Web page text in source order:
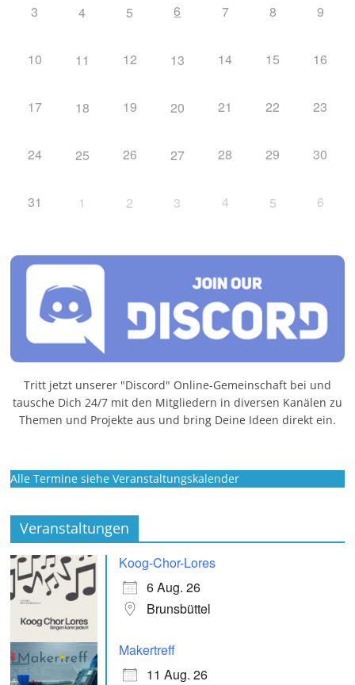
3 4 5 6 7 8 9
10 11 12 13 14 15 16
17 18 19 20 21 22 23
24 25 26 27 28 29 30
31 1 2 3 4 5 6
Tritt jetzt unserer "Discord" Online-Gemeinschaft bei und
tausche Dich 24/7 mit den Mitgliedern in diversen Kanälen zu
Themen und Projekte aus und bring Deine Ideen direkt ein.
Alle Termine siehe Veranstaltungskalender
Veranstaltungen
Koog-Chor-Lores
6 Aug. 26
Brunsbüttel
Makertreff
11 Aug. 26